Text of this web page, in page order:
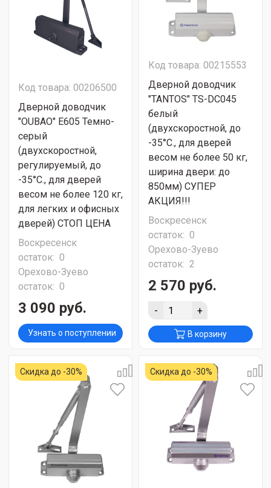
Код товара: 00206500
Дверной доводчик
"OUBAO" E605 Темно-
серый
(двухскоростной,
регулируемый, до
-35°С., для дверей
весом не более 120 кг,
для легких и офисных
дверей) СТОП ЦЕНА
Воскресенск
остаток: 0
Орехово-Зуево
остаток: 0
3 090 руб.
Узнать о поступлении
Код товара: 00215553
Дверной доводчик
"TANTOS" TS-DC045
белый
(двухскоростной, до
-35°С., для дверей
весом не более 50 кг,
ширина двери: до
850мм) СУПЕР
АКЦИЯ!!!
Воскресенск
остаток: 0
Орехово-Зуево
остаток: 2
2 570 руб.
- +
В корзину
Скидка до -30% Скидка до -30%